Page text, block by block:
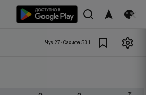
Ҷуз 27•Саҳифа 531